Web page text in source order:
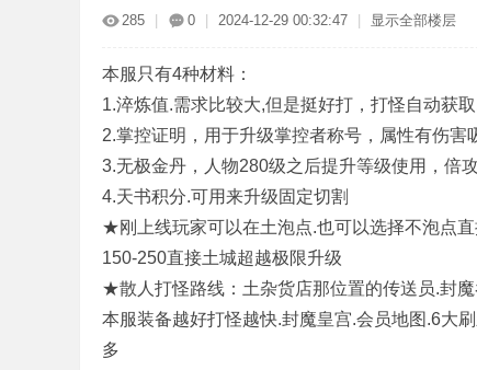
285 0 2024-12-29 00:32:47 显示全部楼层
本服只有4种材料：
1.淬炼值.需求比较大,但是挺好打，打怪自动获
2.掌控证明，用于升级掌控者称号，属性有伤害
3.无极金丹，人物280级之后提升等级使用，倍
4.天书积分.可用来升级固定切割
★刚上线玩家可以在土泡点.也可以选择不泡点
150-250直接土城超越极限升级
★散人打怪路线：土杂货店那位置的传送员.封
本服装备越好打怪越快.封魔皇宫.会员地图.6大
多